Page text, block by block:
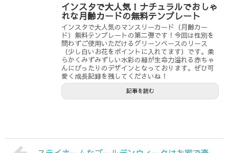
インスタで大人気！ナチュラルでおしゃ
れな月齢カードの無料テンプレート
インスタで大人気のマンスリーカード（月齢カー
ド）無料テンプレートの第二弾です！今回は性別を
問わずご使用いただけるグリーンベースのリース
（少し白いお花をポイントに入れてます）です。柔
らかくみずみずしい水彩の緑が生命力溢れる赤ちゃ
んにぴったりのデザインとなっております。ぜひ可
愛く成長記録を残してくださいね！
記事を読む